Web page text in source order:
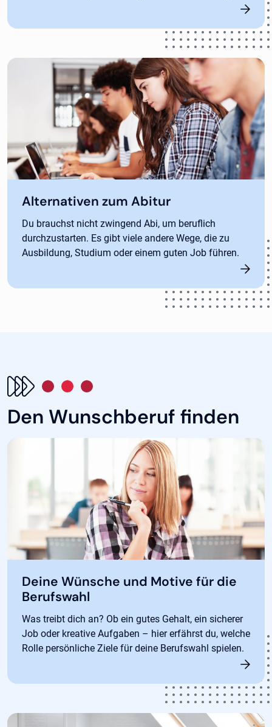
Alternativen zum Abitur
Du brauchst nicht zwingend Abi, um beruflich
durchzustarten. Es gibt viele andere Wege, die zu
Ausbildung, Studium oder einem guten Job führen.
Den Wunschberuf finden
Deine Wünsche und Motive für die
Berufswahl
Was treibt dich an? Ob ein gutes Gehalt, ein sicherer
Job oder kreative Aufgaben – hier erfährst du, welche
Rolle persönliche Ziele für deine Berufswahl spielen.